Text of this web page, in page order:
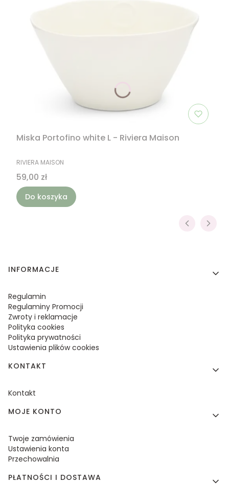
Miska Portofino white L - Riviera Maison
PRODUCENT
RIVIERA MAISON
Cena
59,00 zł
Do koszyka
Linki w stopce
INFORMACJE
Regulamin
Regulaminy Promocji
Zwroty i reklamacje
Polityka cookies
Polityka prywatności
Ustawienia plików cookies
KONTAKT
Kontakt
MOJE KONTO
Twoje zamówienia
Ustawienia konta
Przechowalnia
PŁATNOŚCI I DOSTAWA